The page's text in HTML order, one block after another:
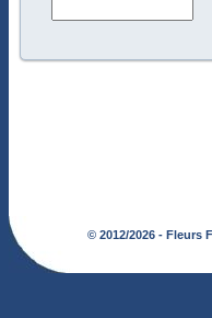
© 2012/2026 - Fleurs